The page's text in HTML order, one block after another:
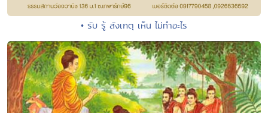
• รับ รู้ สังเกตุ เห็น ไม่ทำอะไร